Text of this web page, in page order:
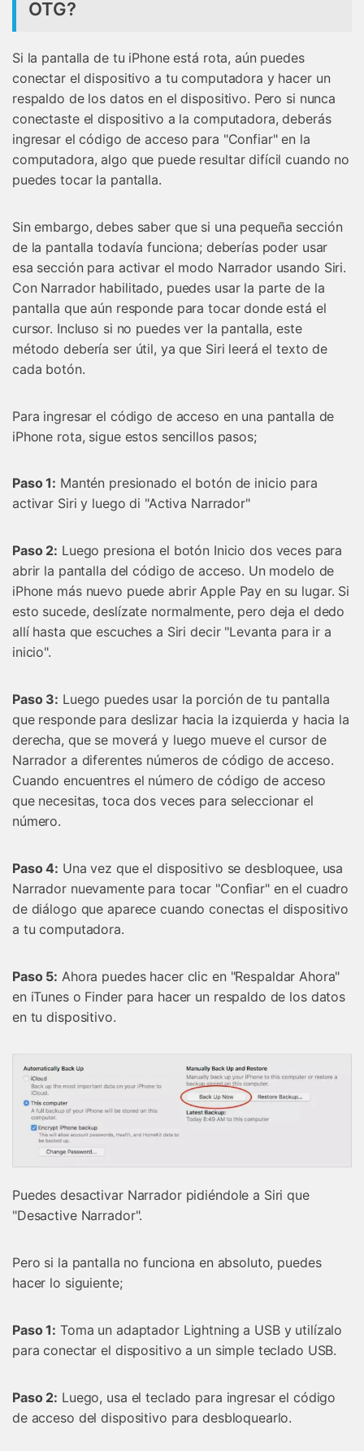
OTG?
Si la pantalla de tu iPhone está rota, aún puedes
conectar el dispositivo a tu computadora y hacer un
respaldo de los datos en el dispositivo. Pero si nunca
conectaste el dispositivo a la computadora, deberás
ingresar el código de acceso para "Confiar" en la
computadora, algo que puede resultar difícil cuando no
puedes tocar la pantalla.
Sin embargo, debes saber que si una pequeña sección
de la pantalla todavía funciona; deberías poder usar
esa sección para activar el modo Narrador usando Siri.
Con Narrador habilitado, puedes usar la parte de la
pantalla que aún responde para tocar donde está el
cursor. Incluso si no puedes ver la pantalla, este
método debería ser útil, ya que Siri leerá el texto de
cada botón.
Para ingresar el código de acceso en una pantalla de
iPhone rota, sigue estos sencillos pasos;
Paso 1: Mantén presionado el botón de inicio para
activar Siri y luego di "Activa Narrador"
Paso 2: Luego presiona el botón Inicio dos veces para
abrir la pantalla del código de acceso. Un modelo de
iPhone más nuevo puede abrir Apple Pay en su lugar. Si
esto sucede, deslízate normalmente, pero deja el dedo
allí hasta que escuches a Siri decir "Levanta para ir a
inicio".
Paso 3: Luego puedes usar la porción de tu pantalla
que responde para deslizar hacia la izquierda y hacia la
derecha, que se moverá y luego mueve el cursor de
Narrador a diferentes números de código de acceso.
Cuando encuentres el número de código de acceso
que necesitas, toca dos veces para seleccionar el
número.
Paso 4: Una vez que el dispositivo se desbloquee, usa
Narrador nuevamente para tocar "Confiar" en el cuadro
de diálogo que aparece cuando conectas el dispositivo
a tu computadora.
Paso 5: Ahora puedes hacer clic en "Respaldar Ahora"
en iTunes o Finder para hacer un respaldo de los datos
en tu dispositivo.
Puedes desactivar Narrador pidiéndole a Siri que
"Desactive Narrador".
Pero si la pantalla no funciona en absoluto, puedes
hacer lo siguiente;
Paso 1: Toma un adaptador Lightning a USB y utilízalo
para conectar el dispositivo a un simple teclado USB.
Paso 2: Luego, usa el teclado para ingresar el código
de acceso del dispositivo para desbloquearlo.
Controla tu teléfono con Dr.Fone
Recupera y transfiere datos fácilmente
Tecnología IA: sin conocimientos técnicos